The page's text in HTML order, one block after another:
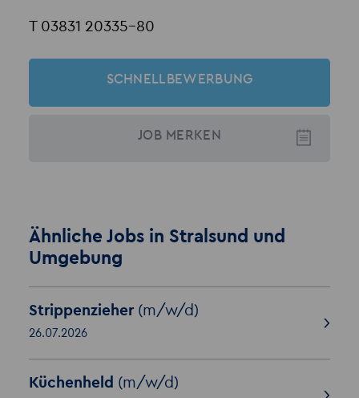
T 03831 20335-80
SCHNELLBEWERBUNG
JOB MERKEN
Ähnliche Jobs in Stralsund und
Umgebung
Strippenzieher (m/w/d)
26.07.2026
Küchenheld (m/w/d)